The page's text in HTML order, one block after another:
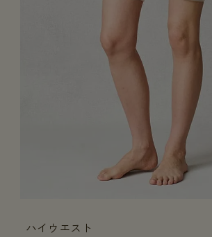
ハイウエスト